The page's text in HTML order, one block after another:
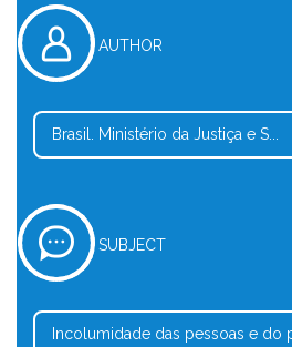
AUTHOR
Brasil. Ministério da Justiça e S...
SUBJECT
Incolumidade das pessoas e do